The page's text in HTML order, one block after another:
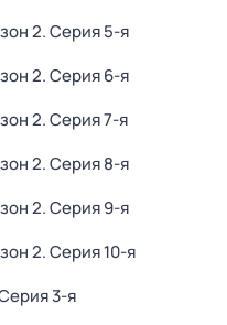
2. Серия 5-я
2. Серия 6-я
2. Серия 7-я
2. Серия 8-я
2. Серия 9-я
2. Серия 10-я
3-я